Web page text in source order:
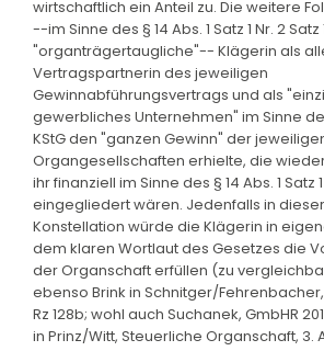
wirtschaftlich ein Anteil zu. Die weitere
--im Sinne des § 14 Abs. 1 Satz 1 Nr. 2 Satz
"organträgertaugliche"-- Klägerin als
Vertragspartnerin des jeweiligen
Gewinnabführungsvertrags und als
gewerbliches Unternehmen" im Sinne des
KStG den "ganzen Gewinn" der
Organgesellschaften erhielte, die
ihr finanziell im Sinne des § 14 Abs. 1 Satz 1
eingegliedert wären. Jedenfalls in
Konstellation würde die Klägerin in
dem klaren Wortlaut des Gesetzes die
der Organschaft erfüllen (zu
ebenso Brink in Schnitger/Fehrenbacher,
Rz 128b; wohl auch Suchanek, GmbHR
in Prinz/Witt, Steuerliche Organschaft, 3.